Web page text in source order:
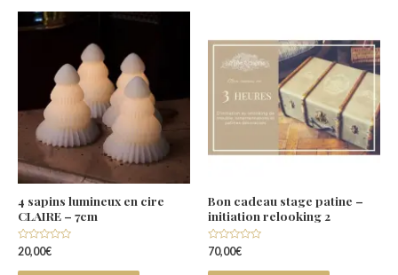
4 sapins lumineux en cire
CLAIRE – 7cm
Note
0
sur
20,00€
Bon cadeau stage patine –
initiation relooking 2
Note
0
sur
70,00€